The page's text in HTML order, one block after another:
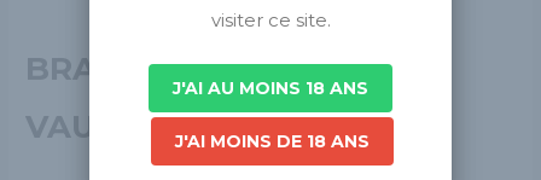
BRASSERIE DU
VAURET
visiter ce site.
J'AI AU MOINS 18 ANS
J'AI MOINS DE 18 ANS